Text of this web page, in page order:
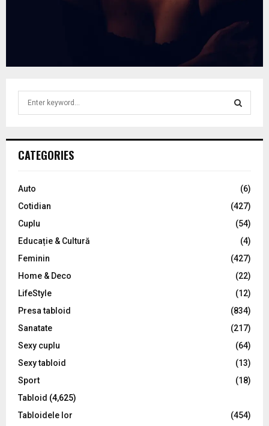
h
o
:
C
CATEGORIES
Auto
(6)
Cotidian
(427)
Cuplu
(54)
Educație & Cultură
(4)
Feminin
(427)
Home & Deco
(22)
LifeStyle
(12)
Presa tabloid
(834)
Sanatate
(217)
Sexy cuplu
(64)
Sexy tabloid
(13)
Sport
(18)
Tabloid (4,625)
Tabloidele lor
(454)